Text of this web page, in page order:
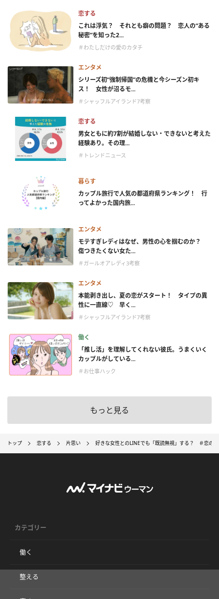
恋する
これは浮気？ それとも癖の問題？ 恋人の“ある
秘密”を知った2...
＃わたしだけの愛のカタチ
エンタメ
シリーズ初“強制帰国”の危機と今シーズン初キ
ス！ 女性が沼るモ...
＃シャッフルアイランド7考察
恋する
男女ともに約7割が結婚しない・できないと考えた
経験あり。その理...
＃トレンドニュース
暮らす
カップル旅行で人気の都道府県ランキング！ 行
ってよかった国内旅...
エンタメ
モテすぎレディはなぜ、男性の心を掴むのか？
傷つきたくない女た...
＃ガールオアレディ3考察
エンタメ
本能剥き出し、夏の恋がスタート！ タイプの異
性に一直線♡ 早く...
＃シャッフルアイランド7考察
働く
「推し活」を理解してくれない彼氏。うまくいく
カップルがしている...
＃お仕事ハック
もっと見る
トップ 恋する 片思い 好きな女性とのLINEでも「既読無視」する？ ＃恋の
カテゴリー
働く
整える